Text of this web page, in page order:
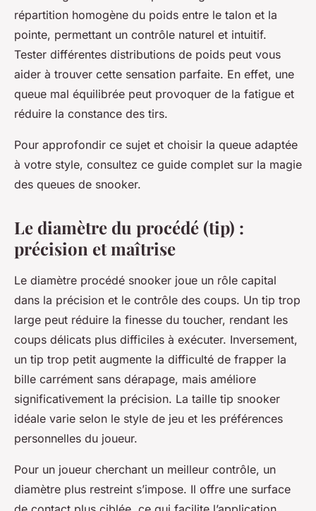
répartition homogène du poids entre le talon et la
pointe, permettant un contrôle naturel et intuitif.
Tester différentes distributions de poids peut vous
aider à trouver cette sensation parfaite. En effet, une
queue mal équilibrée peut provoquer de la fatigue et
réduire la constance des tirs.
Pour approfondir ce sujet et choisir la queue adaptée
à votre style, consultez ce guide complet sur la magie
des queues de snooker.
Le diamètre du procédé (tip) :
précision et maîtrise
Le diamètre procédé snooker joue un rôle capital
dans la précision et le contrôle des coups. Un tip trop
large peut réduire la finesse du toucher, rendant les
coups délicats plus difficiles à exécuter. Inversement,
un tip trop petit augmente la difficulté de frapper la
bille carrément sans dérapage, mais améliore
significativement la précision. La taille tip snooker
idéale varie selon le style de jeu et les préférences
personnelles du joueur.
Pour un joueur cherchant un meilleur contrôle, un
diamètre plus restreint s’impose. Il offre une surface